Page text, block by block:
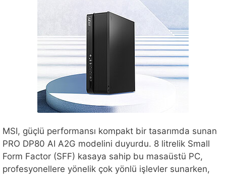
MSI, güçlü performansı kompakt bir tasarımda sunan
PRO DP80 AI A2G modelini duyurdu. 8 litrelik Small
Form Factor (SFF) kasaya sahip bu masaüstü PC,
profesyonellere yönelik çok yönlü işlevler sunarken,